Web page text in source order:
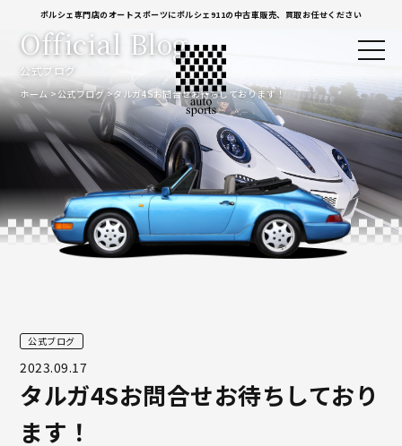
ポルシェ専門店のオートスポーツにポルシェ911の中古車販売、買取お任せください
公式ブログ
Official Blog
ホーム 公式ブログ タルガ4Sお問合せお待ちしております！
公式ブログ
2023.09.17
タルガ4Sお問合せお待ちしており
ます！